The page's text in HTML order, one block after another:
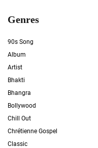
Genres
90s Song
Album
Artist
Bhakti
Bhangra
Bollywood
Chill Out
Chrétienne Gospel
Classic